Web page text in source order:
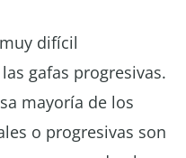
difícil
gafas progresivas.
mayoría de los
o progresivas son